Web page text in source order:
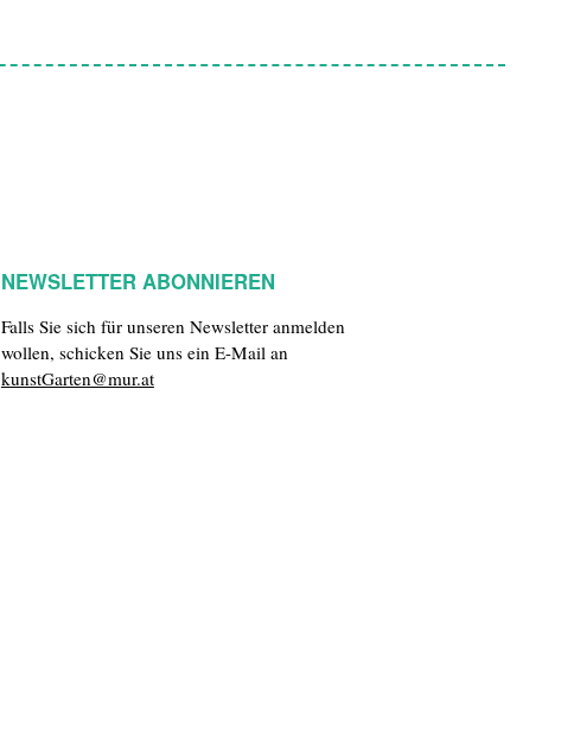
NEWSLETTER ABONNIEREN
Falls Sie sich für unseren Newsletter anmelden
wollen, schicken Sie uns ein E-Mail an
kunstGarten@mur.at